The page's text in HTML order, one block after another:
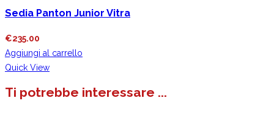
Sedia Panton Junior Vitra
€235.00
Aggiungi al carrello
Quick View
Ti potrebbe interessare ...